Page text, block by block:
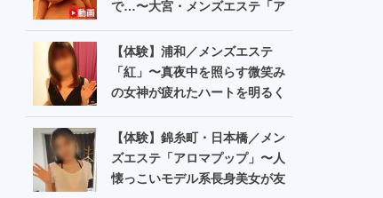
で…〜大宮・メンズエステ「ア
【体験】浦和／メンズエステ
「紅」〜真夜中を照らす微笑み
の女神が疲れたハートを明るく
【体験】錦糸町・日本橋／メン
ズエステ「アロマプップ」〜人
懐っこいモデル系長身美女が友